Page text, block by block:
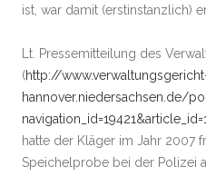
ist, war damit (erstinstanzlich)
Lt. Pressemitteilung des
(http://
hannover.niedersachsen.de/
hatte der Kläger im Jahr 2007
Speichelprobe bei der Polizei